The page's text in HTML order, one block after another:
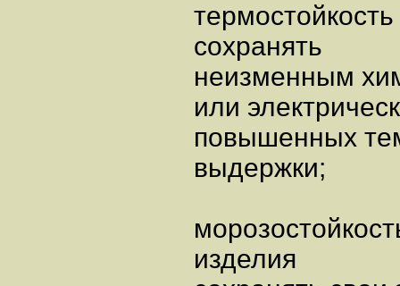
сохранять
неизменным
или
повышенных
выдержки;
изделия